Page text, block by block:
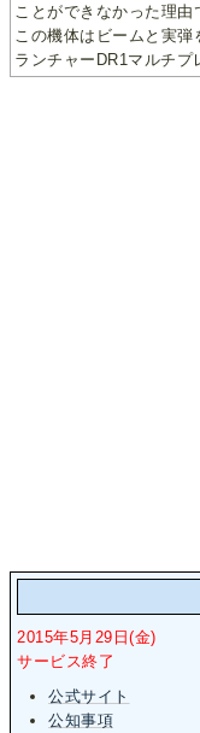
ことができなかった理由
この機体はビームと実
ランチャーDR1マルチプ
2015年5月29日(金)
サービス終了
公式サイト
公知事項